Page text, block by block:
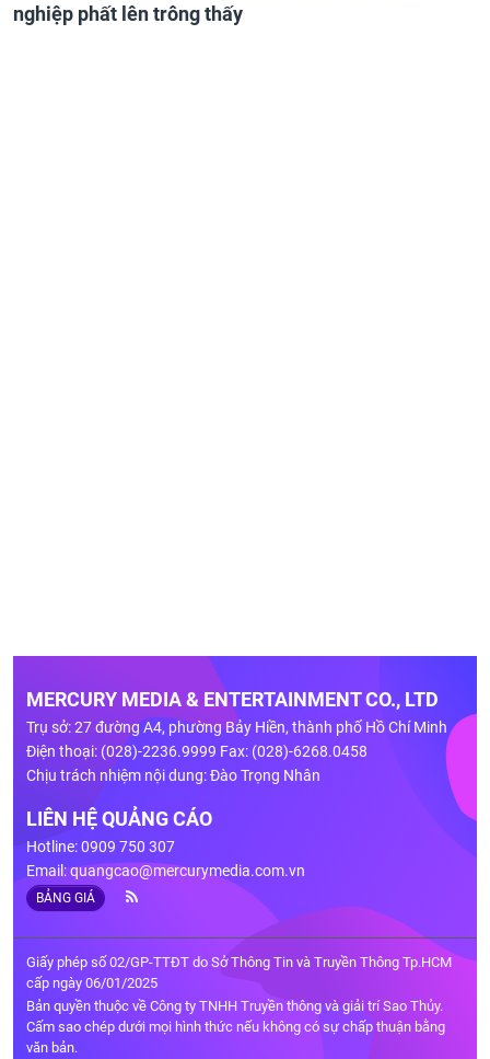
nghiệp phất lên trông thấy
MERCURY MEDIA & ENTERTAINMENT CO., LTD
Trụ sở: 27 đường A4, phường Bảy Hiền, thành phố Hồ Chí Minh
Điện thoại: (028)-2236.9999 Fax: (028)-6268.0458
Chịu trách nhiệm nội dung: Đào Trọng Nhân
LIÊN HỆ QUẢNG CÁO
Hotline: 0909 750 307
Email:quangcao@mercurymedia.com.vn
BẢNG GIÁ
Giấy phép số 02/GP-TTĐT do Sở Thông Tin và Truyền Thông Tp.HCM
cấp ngày 06/01/2025
Bản quyền thuộc về Công ty TNHH Truyền thông và giải trí Sao Thủy.
Cấm sao chép dưới mọi hình thức nếu không có sự chấp thuận bằng
văn bản.